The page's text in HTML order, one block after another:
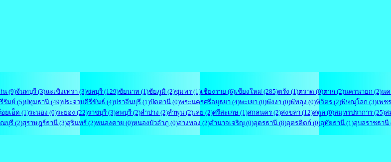
(9)จันทบุรี (3)ฉะเชิงเทรา (3)ชลบุรี (129)ชัยนาท (1)ชัยภูมิ (2)ชุมพร (1)เชียงราย (6)เชียงใหม่ (285)ตรัง (1)ตราด (0)ตาก (2)นครนายก (2)นค
รัมย์ (5)ปทุมธานี (49)ประจวบคีรีขันธ์ (4)ปราจีนบุรี (1)ปัตตานี (0)พระนครศรีอยุธยา (4)พะเยา (0)พังงา (0)พัทลุง (0)พิจิตร (2)พิษณุโลก (3)เพช
อยเอ็ด (1)ระนอง (0)ระยอง (22)ราชบุรี (3)ลพบุรี (2)ลำปาง (2)ลำพูน (2)เลย (2)ศรีสะเกษ (1)สกลนคร (2)สงขลา (12)สตูล (0)สมุทรปราการ (25)ส
บุรี (2)สุราษฎร์ธานี (3)สุรินทร์ (2)หนองคาย (0)หนองบัวลำภู (0)อ่างทอง (2)อำนาจเจริญ (0)อุดรธานี (8)อุตรดิตถ์ (0)อุทัยธานี (1)อุบลราชธานี